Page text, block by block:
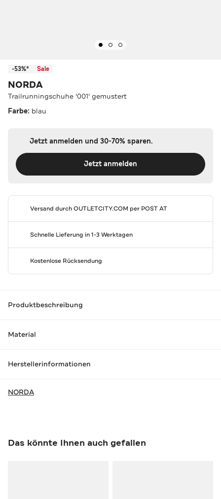
-53%* Sale
NORDA
Trailrunningschuhe '001' gemustert
Farbe: blau
Jetzt anmelden und 30-70% sparen.
Jetzt anmelden
Versand durchOUTLETCITY.COM per POST AT
Schnelle Lieferung in 1-3 Werktagen
Kostenlose Rücksendung
Produktbeschreibung
Material
Herstellerinformationen
NORDA
Das könnte Ihnen auch gefallen